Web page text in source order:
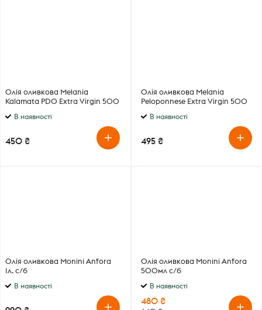
Олія оливкова Melania
Kalamata PDO Extra Virgin 500
В наявності
450 ₴
Олія оливкова Melania
Peloponnese Extra Virgin 500
В наявності
495 ₴
Олія оливкова Monini Anfora
1л. с/б
В наявності
Олія оливкова Monini Anfora
500мл с/б
В наявності
480 ₴